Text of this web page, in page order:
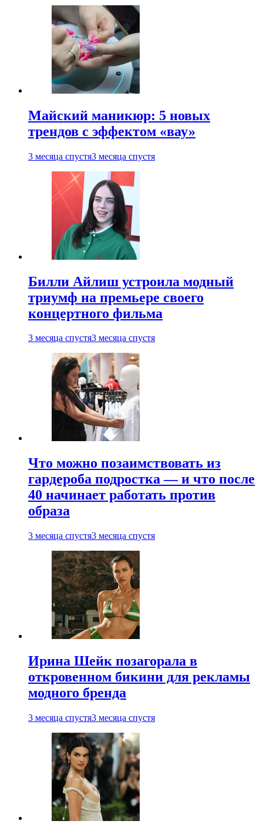
Майский маникюр: 5 новых
трендов с эффектом «вау»
3 месяца спустя3 месяца спустя
Билли Айлиш устроила модный
триумф на премьере своего
концертного фильма
3 месяца спустя3 месяца спустя
Что можно позаимствовать из
гардероба подростка — и что после
40 начинает работать против
образа
3 месяца спустя3 месяца спустя
Ирина Шейк позагорала в
откровенном бикини для рекламы
модного бренда
3 месяца спустя3 месяца спустя